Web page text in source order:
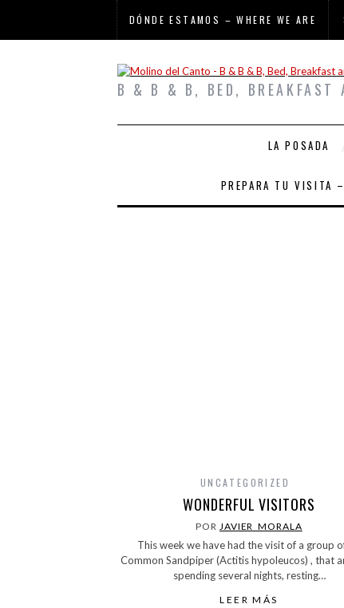
DÓNDE ESTAMOS – WHERE WE ARE
B & B & B, BED, BREAKFAST
LA POSADA
PREPARA TU VISITA
UNCATEGORIZED
WONDERFUL VISITORS
POR JAVIER_MORALA
This week we have had the visit of a group
Common Sandpiper (Actitis hypoleucos) , that
spending several nights, resting…
LEER MÁS